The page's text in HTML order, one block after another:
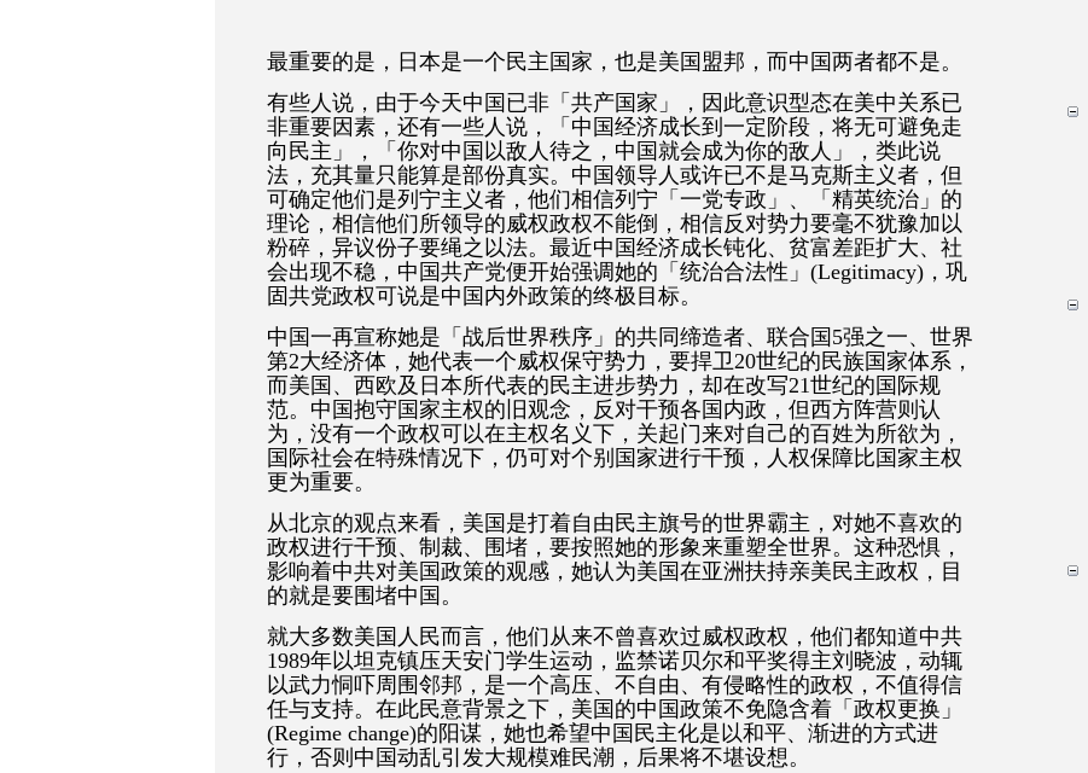
最重要的是，日本是一个民主国家，也是美国盟邦，而中国两者都不是。
有些人说，由于今天中国已非「共产国家」，因此意识型态在美中关系已
非重要因素，还有一些人说，「中国经济成长到一定阶段，将无可避免走
向民主」，「你对中国以敌人待之，中国就会成为你的敌人」，类此说
法，充其量只能算是部份真实。中国领导人或许已不是马克斯主义者，但
可确定他们是列宁主义者，他们相信列宁「一党专政」、「精英统治」的
理论，相信他们所领导的威权政权不能倒，相信反对势力要毫不犹豫加以
粉碎，异议份子要绳之以法。最近中国经济成长钝化、贫富差距扩大、社
会出现不稳，中国共产党便开始强调她的「统治合法性」(Legitimacy)，巩
固共党政权可说是中国内外政策的终极目标。
中国一再宣称她是「战后世界秩序」的共同缔造者、联合国5强之一、世界
第2大经济体，她代表一个威权保守势力，要捍卫20世纪的民族国家体系，
而美国、西欧及日本所代表的民主进步势力，却在改写21世纪的国际规
范。中国抱守国家主权的旧观念，反对干预各国内政，但西方阵营则认
为，没有一个政权可以在主权名义下，关起门来对自己的百姓为所欲为，
国际社会在特殊情况下，仍可对个别国家进行干预，人权保障比国家主权
更为重要。
从北京的观点来看，美国是打着自由民主旗号的世界霸主，对她不喜欢的
政权进行干预、制裁、围堵，要按照她的形象来重塑全世界。这种恐惧，
影响着中共对美国政策的观感，她认为美国在亚洲扶持亲美民主政权，目
的就是要围堵中国。
就大多数美国人民而言，他们从来不曾喜欢过威权政权，他们都知道中共
1989年以坦克镇压天安门学生运动，监禁诺贝尔和平奖得主刘晓波，动辄
以武力恫吓周围邻邦，是一个高压、不自由、有侵略性的政权，不值得信
任与支持。在此民意背景之下，美国的中国政策不免隐含着「政权更换」
(Regime change)的阳谋，她也希望中国民主化是以和平、渐进的方式进
行，否则中国动乱引发大规模难民潮，后果将不堪设想。